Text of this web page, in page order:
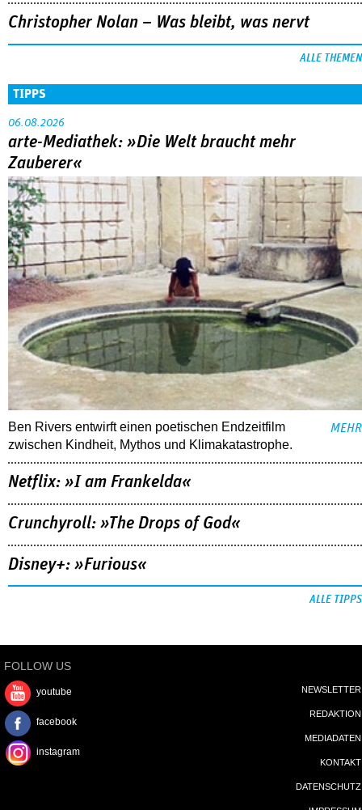
Christopher Nolan – Was bleibt, was nervt
ALLE THEMEN
TIPPS
06.08.2026
arte-Mediathek: »Die Welt braucht mehr
Zauberer«
Ben Rivers entwirft einen poetischen Endzeitfilm
zwischen Kindheit, Mythos und Klimakatastrophe.
MEHR
Netflix: »I am Frankelda«
Crunchyroll: »The Drops of God«
Disney+: »Furious«
ALLE TIPPS
FOLLOW US
youtube
facebook
instagram
NEWSLETTER
REDAKTION
MEDIADATEN
KONTAKT
DATENSCHUTZ